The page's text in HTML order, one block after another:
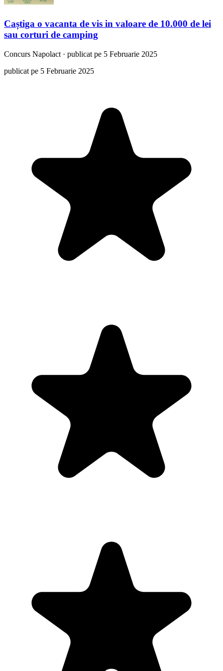
Caștiga o vacanta de vis in valoare de 10.000 de lei
sau corturi de camping
Concurs Napolact · publicat pe 5 Februarie 2025
publicat pe 5 Februarie 2025